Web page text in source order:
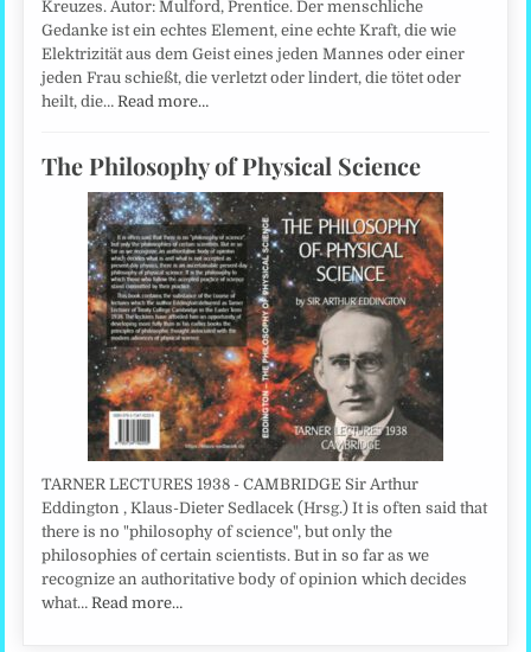
Kreuzes. Autor: Mulford, Prentice. Der menschliche
Gedanke ist ein echtes Element, eine echte Kraft, die wie
Elektrizität aus dem Geist eines jeden Mannes oder einer
jeden Frau schießt, die verletzt oder lindert, die tötet oder
heilt, die…Read more…
The Philosophy of Physical Science
TARNER LECTURES 1938 - CAMBRIDGE Sir Arthur
Eddington , Klaus-Dieter Sedlacek (Hrsg.) It is often said that
there is no "philosophy of science", but only the
philosophies of certain scientists. But in so far as we
recognize an authoritative body of opinion which decides
what…Read more…